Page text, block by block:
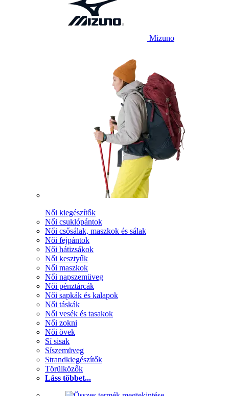
Mizuno
Női kiegészítők
Női csuklópántok
Női csősálak, maszkok és sálak
Női fejpántok
Női hátizsákok
Női kesztyűk
Női maszkok
Női napszemüveg
Női pénztárcák
Női sapkák és kalapok
Női táskák
Női vesék és tasakok
Női zokni
Női övek
Sí sisak
Síszemüveg
Strandkiegészítők
Törülközők
Láss többet...